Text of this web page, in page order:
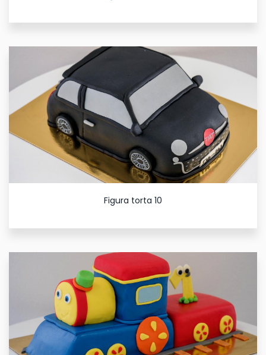
Figura torta 10